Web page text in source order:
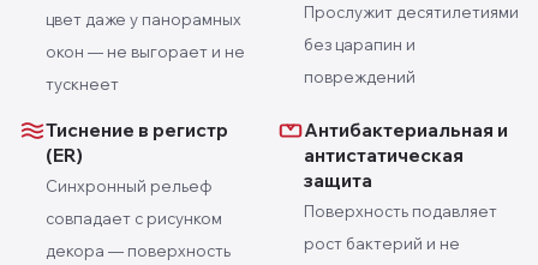
цвет даже у панорамных
окон — не выгорает и не
тускнеет
Прослужит десятилетиями
без царапин и
повреждений
Тиснение в регистр
(ER)
Синхронный рельеф
совпадает с рисунком
декора — поверхность
Антибактериальная и
антистатическая
защита
Поверхность подавляет
рост бактерий и не